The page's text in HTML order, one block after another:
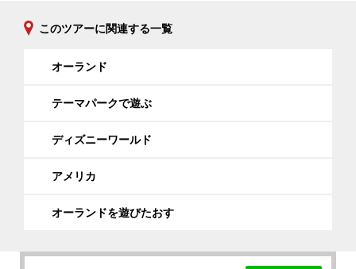
このツアーに関連する一覧
オーランド
テーマパークで遊ぶ
ディズニーワールド
アメリカ
オーランドを遊びたおす